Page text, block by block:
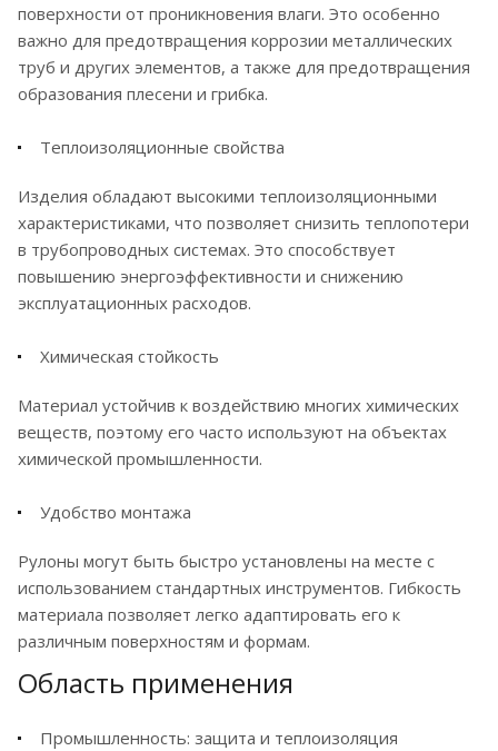
поверхности от проникновения влаги. Это особенно
важно для предотвращения коррозии металлических
труб и других элементов, а также для предотвращения
образования плесени и грибка.
Теплоизоляционные свойства
Изделия обладают высокими теплоизоляционными
характеристиками, что позволяет снизить теплопотери
в трубопроводных системах. Это способствует
повышению энергоэффективности и снижению
эксплуатационных расходов.
Химическая стойкость
Материал устойчив к воздействию многих химических
веществ, поэтому его часто используют на объектах
химической промышленности.
Удобство монтажа
Рулоны могут быть быстро установлены на месте с
использованием стандартных инструментов. Гибкость
материала позволяет легко адаптировать его к
различным поверхностям и формам.
Область применения
Промышленность: защита и теплоизоляция